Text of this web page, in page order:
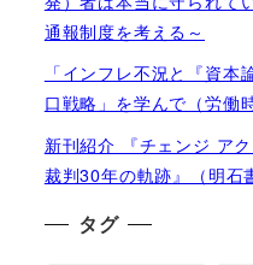
通報制度を考える～
「インフレ不況と『資
口戦略」を学んで（労働
新刊紹介 『チェンジ ア
裁判30年の軌跡』（明石
タグ